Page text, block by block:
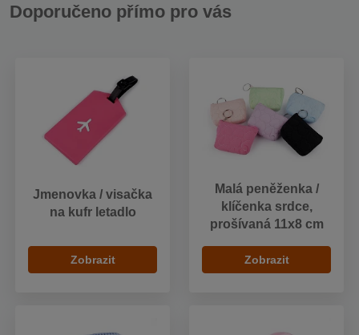
Doporučeno přímo pro vás
Jmenovka / visačka
na kufr letadlo
Zobrazit
Malá peněženka /
klíčenka srdce,
prošívaná 11x8 cm
Zobrazit